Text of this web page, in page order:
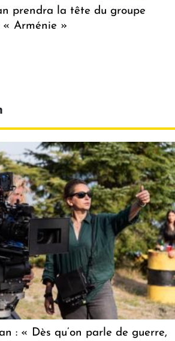
prendra la tête du groupe
Arménie »
: « Dès qu’on parle de guerre,